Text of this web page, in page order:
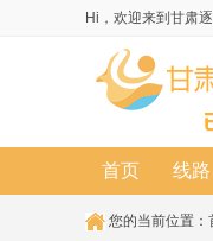
Hi，欢迎来到甘肃
首页 线路
您的当前位置：